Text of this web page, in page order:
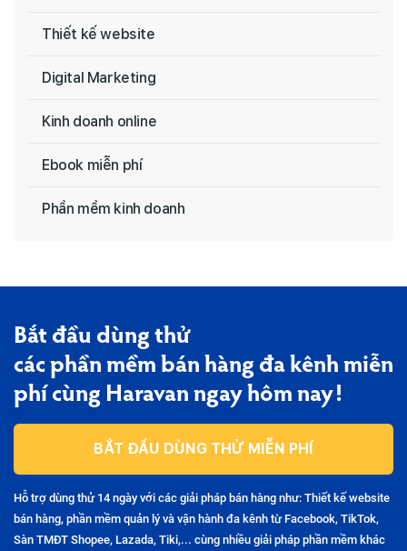
Thiết kế website
Digital Marketing
Kinh doanh online
Ebook miễn phí
Phần mềm kinh doanh
Bắt đầu dùng thử
các phần mềm bán hàng đa kênh miễn
phí cùng Haravan ngay hôm nay!
BẮT ĐẦU DÙNG THỬ MIỄN PHÍ
Hỗ trợ dùng thử 14 ngày với các giải pháp bán hàng như: Thiết kế website
bán hàng, phần mềm quản lý và vận hành đa kênh từ Facebook, TikTok,
Sàn TMĐT Shopee, Lazada, Tiki,... cùng nhiều giải pháp phần mềm khác